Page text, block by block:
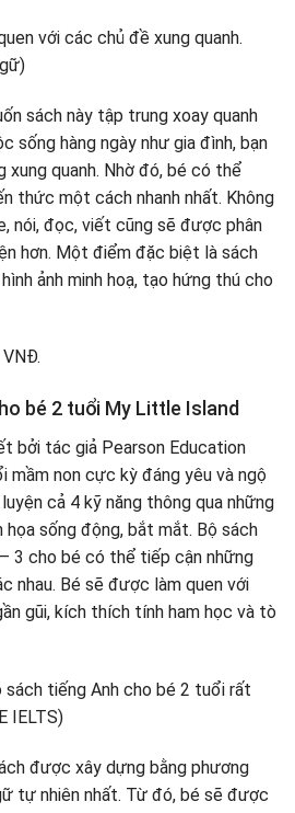
sách này tập trung xoay quanh
sống hàng ngày như gia đình, bạn
xung quanh. Nhờ đó, bé có thể
thức một cách nhanh nhất. Không
nói, đọc, viết cũng sẽ được phân
hơn. Một điểm đặc biệt là sách
ảnh minh hoạ, tạo hứng thú cho
bé 2 tuổi My Little Island
bởi tác giả Pearson Education
mầm non cực kỳ đáng yêu và ngộ
cả 4 kỹ năng thông qua những
họa sống động, bắt mắt. Bộ sách
3 cho bé có thể tiếp cận những
nhau. Bé sẽ được làm quen với
gũi, kích thích tính ham học và tò
được xây dựng bằng phương
tự nhiên nhất. Từ đó, bé sẽ được